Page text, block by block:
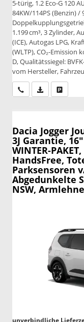
5-türig, 1.2 Eco-G 120
84KW/114PS (Benzin) /
1.199 cm³, 3 Zylinder,
(ICE), Autogas LPG,
(WLTP), CO₂-Emission
D, Qualitätssiegel:
vom Hersteller,
Wir rufen Sie an
PDF-Datei,
Dacia Jogger
3J Garantie,
WINTER-
HandsFree,
Parksensoren
Abgedunkelte
NSW,